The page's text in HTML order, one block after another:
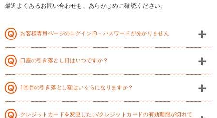
最近よくあるお問い合わせも、あらかじめご確認ください。
お客様専用ページのログインID・パスワードが分かりません
口座の引き落とし日はいつですか？
1回目の引き落とし額はいくらになりますか？
クレジットカードを変更したい/クレジットカードの有効期限が切れて